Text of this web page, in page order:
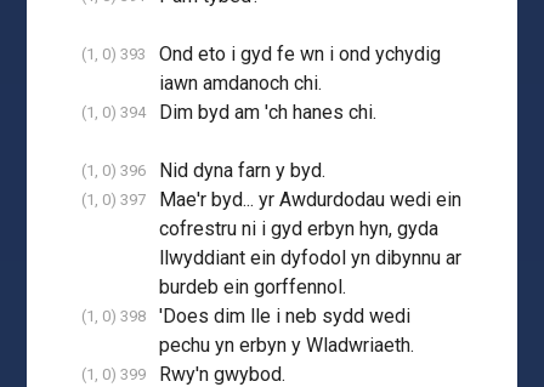
(1, 0) 393
Ond eto i gyd fe wn i ond ychydig
iawn amdanoch chi.
(1, 0) 394 Dim byd am 'ch hanes chi.
(1, 0) 396 Nid dyna farn y byd.
(1, 0) 397
Mae'r byd... yr Awdurdodau wedi ein
cofrestru ni i gyd erbyn hyn, gyda
llwyddiant ein dyfodol yn dibynnu ar
burdeb ein gorffennol.
(1, 0) 398
'Does dim lle i neb sydd wedi
pechu yn erbyn y Wladwriaeth.
(1, 0) 399 Rwy'n gwybod.